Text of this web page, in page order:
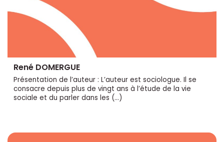
René DOMERGUE
Présentation de l’auteur : L’auteur est sociologue. Il se
consacre depuis plus de vingt ans à l’étude de la vie
sociale et du parler dans les (…)